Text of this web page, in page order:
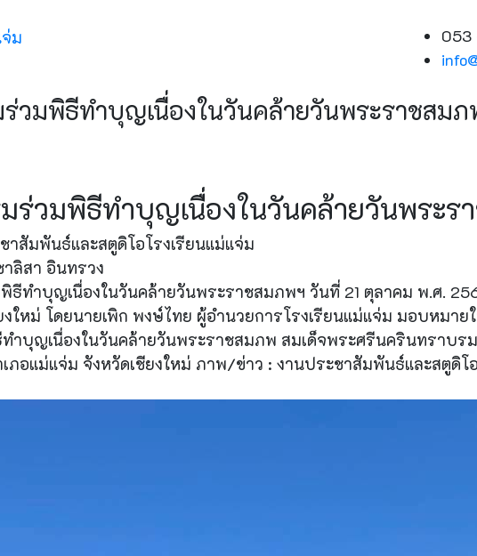
053
วมพิธีทำบุญเนื่องในวันคล้ายวันพระราชสมภ
ร่วมพิธีทำบุญเนื่องในวันคล้ายวันพระร
าสัมพันธ์และสตูดิโอโรงเรียนแม่แจ่ม
าลิสา อินทรวง
ทำบุญเนื่องในวันคล้ายวันพระราชสมภพฯ วันที่ 21 ตุลาคม พ.ศ.
ใหม่ โดยนายเพิก พงษ์ไทย ผู้อำนวยการโรงเรียนแม่แจ่ม มอบหมา
ำบุญเนื่องในวันคล้ายวันพระราชสมภพ สมเด็จพระศรีนครินทราบร
ภอแม่แจ่ม จังหวัดเชียงใหม่ ภาพ/ข่าว : งานประชาสัมพันธ์และสตูดิโ